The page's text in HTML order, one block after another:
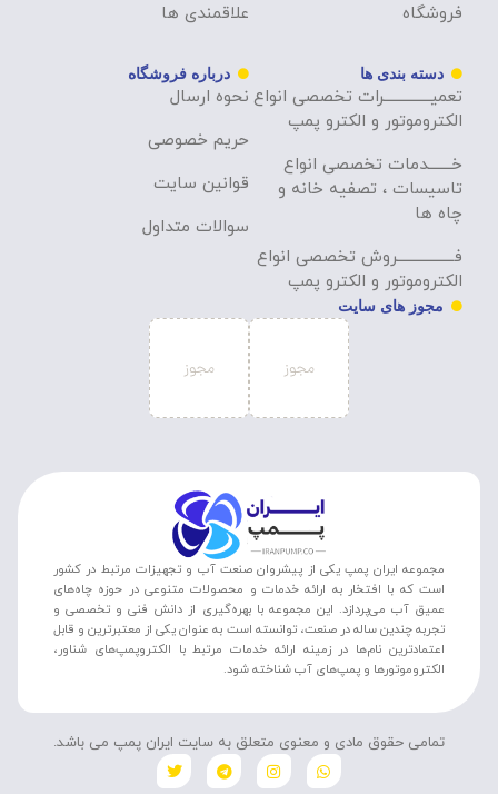
فروشگاه
علاقمندی ها
دسته بندی ها
تعمیــــــــــــــرات تخصصی انواع
الکتروموتور و الکترو پمپ
خـــــــدمات تخصصی انواع
تاسیسات ، تصفیه خانه و
چاه ها
فـــــــــــــــــروش تخصصی انواع
الکتروموتور و الکترو پمپ
درباره فروشگاه
نحوه ارسال
حریم خصوصی
قوانین سایت
سوالات متداول
مجوز های سایت
مجموعه ایران پمپ یکی از پیشروان صنعت آب و تجهیزات مرتبط در کشور
است که با افتخار به ارائه خدمات و محصولات متنوعی در حوزه چاه‌های
عمیق آب می‌پردازد. این مجموعه با بهره‌گیری از دانش فنی و تخصصی و
تجربه چندین ساله در صنعت، توانسته است به عنوان یکی از معتبرترین و قابل
اعتمادترین نام‌ها در زمینه ارائه خدمات مرتبط با الکتروپمپ‌های شناور،
الکتروموتورها و پمپ‌های آب شناخته شود.
تمامی حقوق مادی و معنوی متعلق به سایت ایران پمپ می باشد.